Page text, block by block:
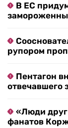
В ЕС
рупором
Пентагон
отвечавшего
«Люди друг
фанатов